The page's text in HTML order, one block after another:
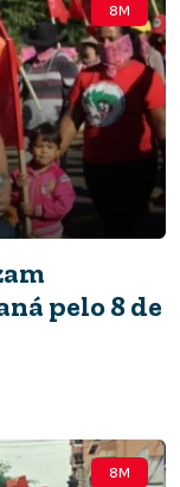
8M
pelo 8 de
8M